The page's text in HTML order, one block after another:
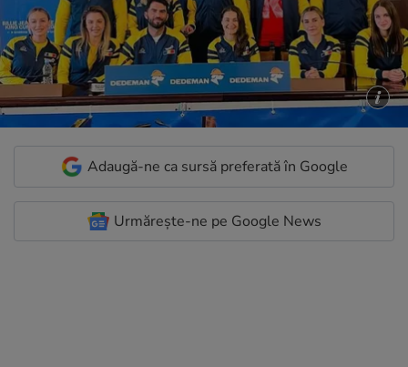
Adaugă-ne ca sursă preferată în Google
Urmărește-ne pe Google News